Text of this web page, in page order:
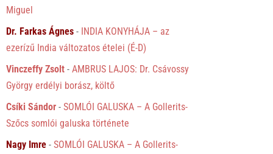
Miguel
Dr. Farkas Ágnes - INDIA KONYHÁJA – az
ezerízű India változatos ételei (É-D)
Vinczeffy Zsolt -AMBRUS LAJOS: Dr. Csávossy
György erdélyi borász, költő
Csíki Sándor -SOMLÓI GALUSKA – A Gollerits-
Szőcs somlói galuska története
Nagy Imre -SOMLÓI GALUSKA – A Gollerits-